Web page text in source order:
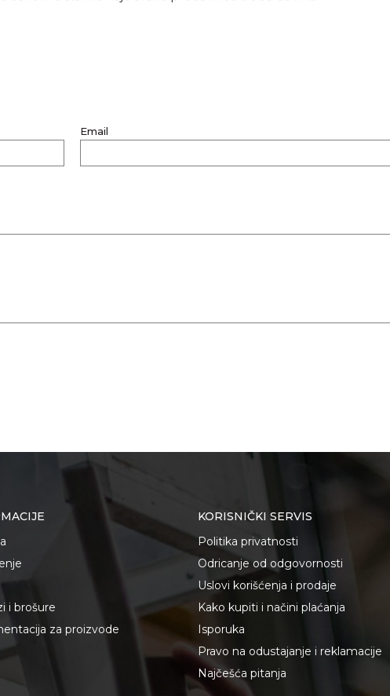
Email
i brošure
za proizvode
KORISNIČKI SERVIS
Politika privatnosti
Odricanje od odgovornosti
Uslovi korišćenja i prodaje
Kako kupiti i načini plaćanja
Isporuka
Pravo na odustajanje i reklamacije
Najčešća pitanja